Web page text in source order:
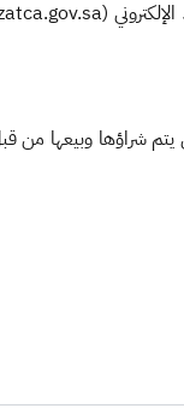
يتم شراؤها وبيعها من